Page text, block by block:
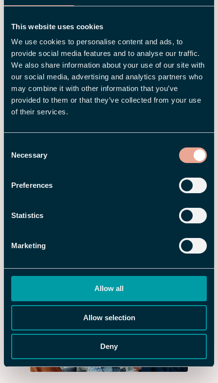
This website uses cookies
We use cookies to personalise content and ads, to
provide social media features and to analyse our traffic.
We also share information about your use of our site with
our social media, advertising and analytics partners who
may combine it with other information that you’ve
provided to them or that they’ve collected from your use
of their services.
Selection
Necessary
Preferences
Statistics
Marketing
Allow all
Allow selection
Deny
26 MAR 2026
Hva er AI Act? En kort guide til EUs
nye regler for bruk av kunstig
intelligens på arbeidsplassen
Veiledning: Slik beregner du ROI for